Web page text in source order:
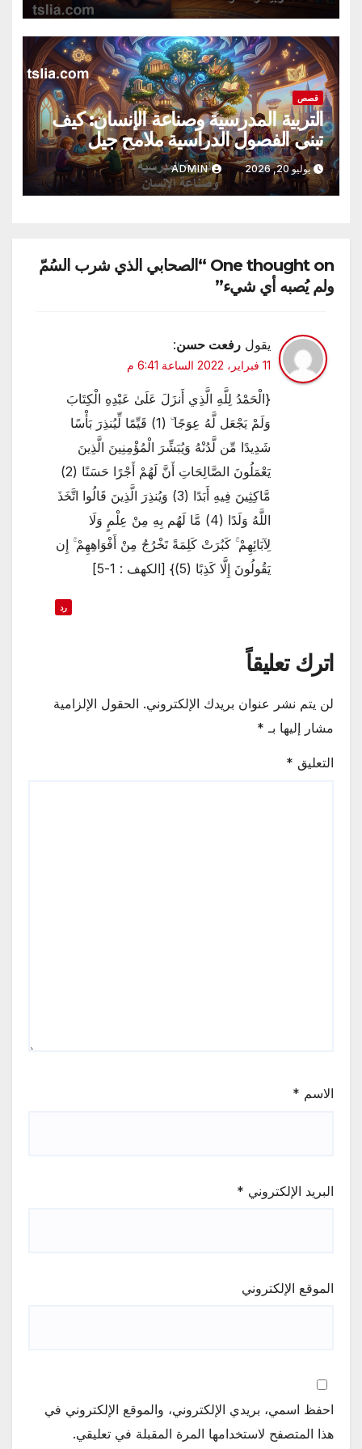
قصص
التربية المدرسية وصناعة الإنسان: كيف
تبني الفصول الدراسية ملامح جيل
المستقبل وتحدد مساره؟
يوليو 20, 2026 ADMIN
One thought on “الصحابي الذي شرب السُمّ
ولم يُصبه أي شيء”
يقول رفعت حسن:
11 فبراير، 2022 الساعة 6:41 م
{الْحَمْدُ لِلَّهِ الَّذِي أَنزَلَ عَلَىٰ عَبْدِهِ الْكِتَابَ
وَلَمْ يَجْعَل لَّهُ عِوَجًا ۜ (1) قَيِّمًا لِّيُنذِرَ بَأْسًا
شَدِيدًا مِّن لَّدُنْهُ وَيُبَشِّرَ الْمُؤْمِنِينَ الَّذِينَ
يَعْمَلُونَ الصَّالِحَاتِ أَنَّ لَهُمْ أَجْرًا حَسَنًا (2)
مَّاكِثِينَ فِيهِ أَبَدًا (3) وَيُنذِرَ الَّذِينَ قَالُوا اتَّخَذَ
اللَّهُ وَلَدًا (4) مَّا لَهُم بِهِ مِنْ عِلْمٍ وَلَا
لِآبَائِهِمْ ۚ كَبُرَتْ كَلِمَةً تَخْرُجُ مِنْ أَفْوَاهِهِمْ ۚ إِن
يَقُولُونَ إِلَّا كَذِبًا (5)} [الكهف : 1-5]
رد
اترك تعليقاً
لن يتم نشر عنوان بريدك الإلكتروني. الحقول الإلزامية
مشار إليها بـ *
التعليق *
الاسم *
البريد الإلكتروني *
الموقع الإلكتروني
احفظ اسمي، بريدي الإلكتروني، والموقع الإلكتروني في
هذا المتصفح لاستخدامها المرة المقبلة في تعليقي.